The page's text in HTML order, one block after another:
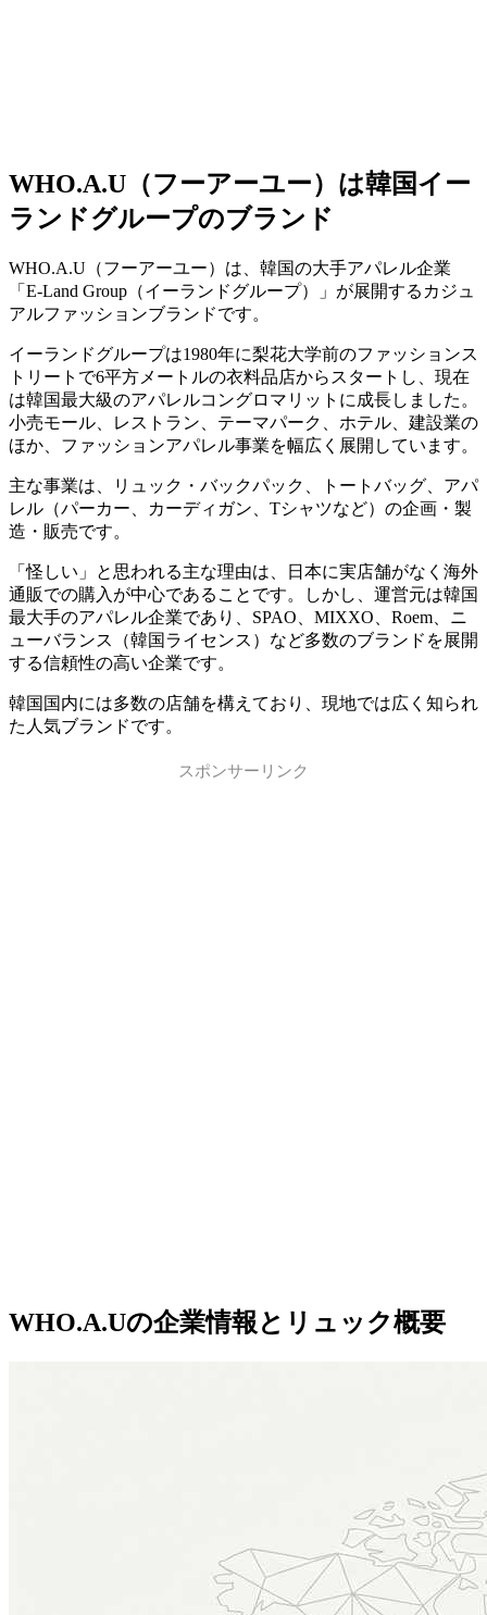
WHO.A.U（フーアーユー）は韓国イー
ランドグループのブランド
WHO.A.U（フーアーユー）は、韓国の大手アパレル企業
「E-Land Group（イーランドグループ）」が展開するカジュ
アルファッションブランドです。
イーランドグループは1980年に梨花大学前のファッションス
トリートで6平方メートルの衣料品店からスタートし、現在
は韓国最大級のアパレルコングロマリットに成長しました。
小売モール、レストラン、テーマパーク、ホテル、建設業の
ほか、ファッションアパレル事業を幅広く展開しています。
主な事業は、リュック・バックパック、トートバッグ、アパ
レル（パーカー、カーディガン、Tシャツなど）の企画・製
造・販売です。
「怪しい」と思われる主な理由は、日本に実店舗がなく海外
通販での購入が中心であることです。しかし、運営元は韓国
最大手のアパレル企業であり、SPAO、MIXXO、Roem、ニ
ューバランス（韓国ライセンス）など多数のブランドを展開
する信頼性の高い企業です。
韓国国内には多数の店舗を構えており、現地では広く知られ
た人気ブランドです。
スポンサーリンク
WHO.A.Uの企業情報とリュック概要